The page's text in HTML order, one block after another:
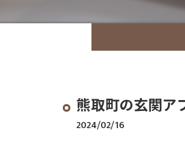
熊取町の玄関ア
2024/02/16